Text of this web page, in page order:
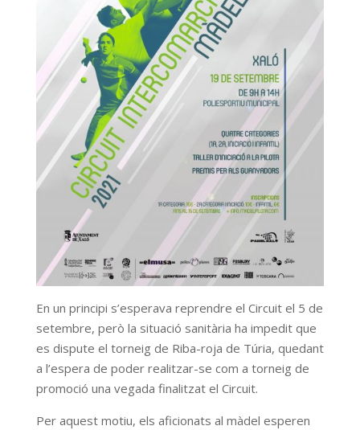
En un principi s’esperava reprendre el Circuit el 5 de
setembre, però la situació sanitària ha impedit que
es dispute el torneig de Riba-roja de Túria, quedant
a l’espera de poder realitzar-se com a torneig de
promoció una vegada finalitzat el Circuit.
Per aquest motiu, els aficionats al màdel esperen